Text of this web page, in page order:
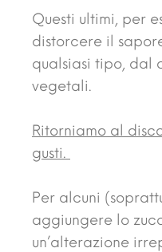
Questi ultimi, per
distorcere il
qualsiasi tipo, dal
vegetali.
Ritorniamo al
gusti.
Per alcuni
aggiungere lo
un’alterazione